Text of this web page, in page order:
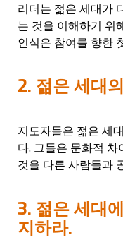
리더는 젊은 세대가
는 것을 이해하기 위
인식은 참여를 향한
2. 젊은 세대
지도자들은 젊은 세
다. 그들은 문화적
것을 다른 사람들과
3. 젊은 세대
지하라.